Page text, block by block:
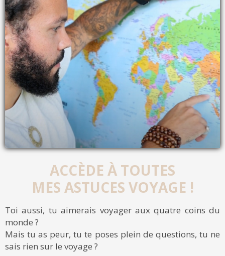
ACCÈDE À TOUTES
MES ASTUCES VOYAGE !
Toi aussi, tu aimerais voyager aux quatre coins du
monde ?
Mais tu as peur, tu te poses plein de questions, tu ne
sais rien sur le voyage ?